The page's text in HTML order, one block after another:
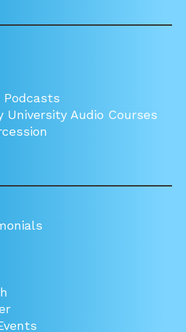
Podcasts
University Audio Courses